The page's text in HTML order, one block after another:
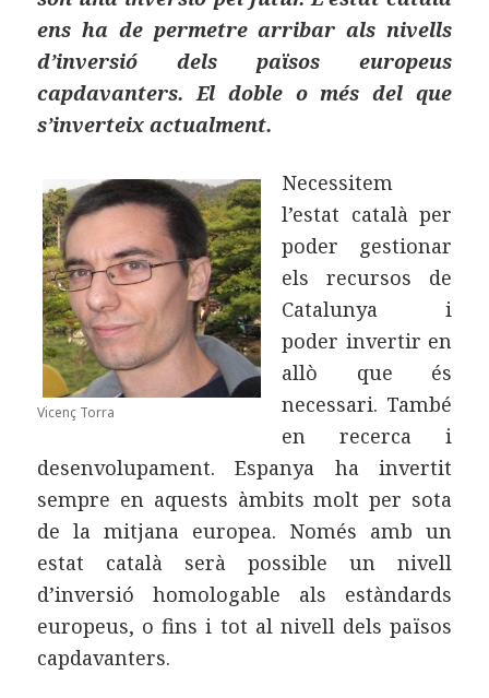
ens ha de permetre arribar als nivells
d’inversió dels països europeus
capdavanters. El doble o més del que
s’inverteix actualment.
Vicenç Torra
Necessitem
l’estat català per
poder gestionar
els recursos de
Catalunya i
poder invertir en
allò que és
necessari. També
en recerca i
desenvolupament. Espanya ha invertit
sempre en aquests àmbits molt per sota
de la mitjana europea. Només amb un
estat català serà possible un nivell
d’inversió homologable als estàndards
europeus, o fins i tot al nivell dels països
capdavanters.